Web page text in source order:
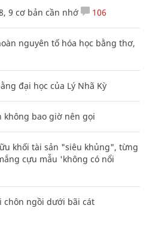
9 cơ bản cần nhớ 106
nguyên tố hóa học bằng thơ,
đại học của Lý Nhã Kỳ
không bao giờ nên gọi
khối tài sản "siêu khủng", từng
cựu mẫu 'không có nổi
chôn ngồi dưới bãi cát